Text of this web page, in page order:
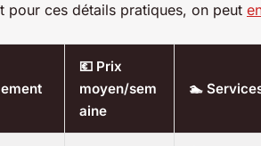
pour ces détails pratiques, on peut
💶 Prix
moyen/sem
aine
🏊